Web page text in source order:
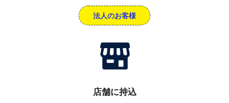
法人のお客様
店舗に持込